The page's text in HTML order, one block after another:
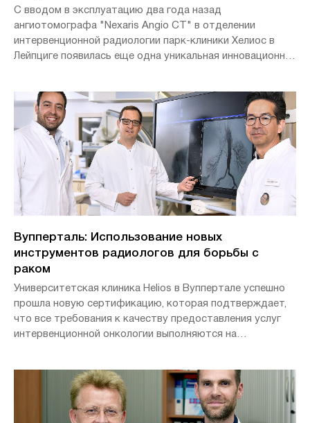
С вводом в эксплуатацию два года назад
ангиотомографа "Nexaris Angio CT" в отделении
интервенционной радиологии парк-клиники Хелиос в
Лейпциге появилась еще одна уникальная инновационная
новейшей медицинской технологией.
Вупперталь: Использование новых
инструментов радиологов для борьбы с
раком
Университетская клиника Helios в Вуппертале успешно
прошла новую сертификацию, которая подтверждает,
что все требования к качеству предоставления услуг
интервенционной онкологии выполняются на